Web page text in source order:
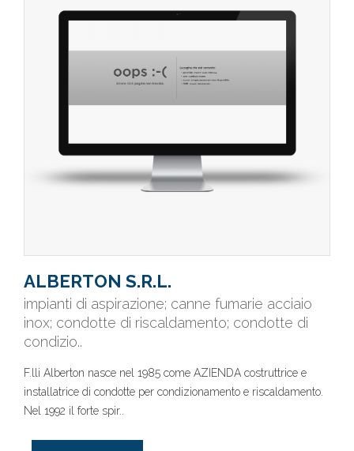
ALBERTON S.R.L.
impianti di aspirazione; canne fumarie acciaio
inox; condotte di riscaldamento; condotte di
condizio..
F.lli Alberton nasce nel 1985 come AZIENDA costruttrice e
installatrice di condotte per condizionamento e riscaldamento.
Nel 1992 il forte spir..